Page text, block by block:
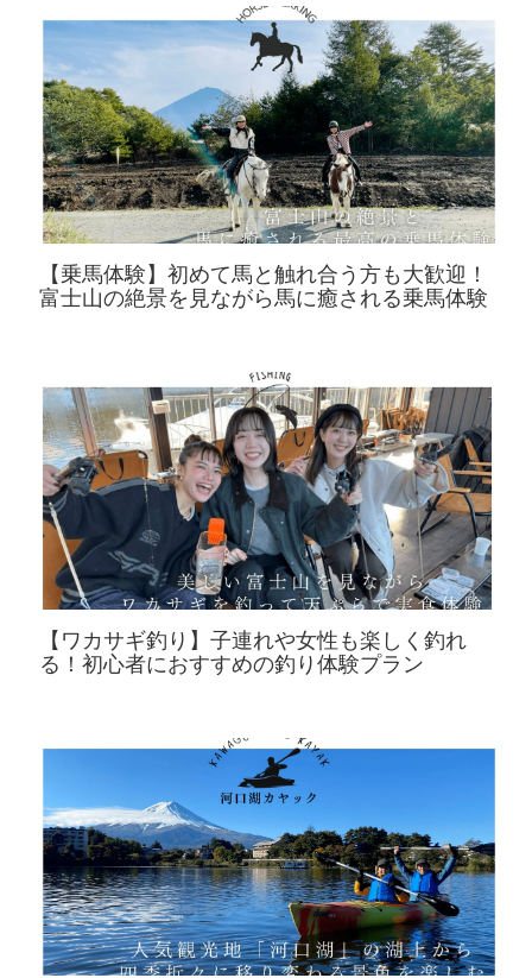
【乗馬体験】初めて馬と触れ合う方も大歓迎！
富士山の絶景を見ながら馬に癒される乗馬体験
【ワカサギ釣り】子連れや女性も楽しく釣れ
る！初心者におすすめの釣り体験プラン